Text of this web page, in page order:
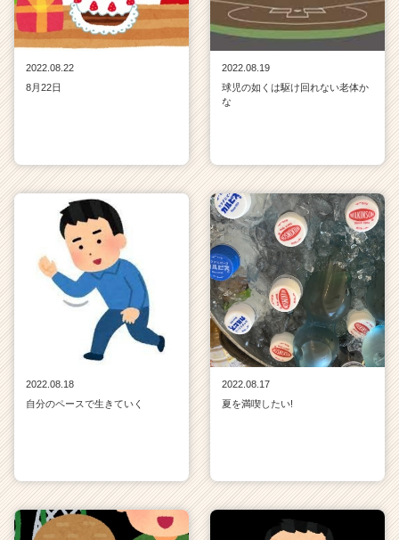
2022.08.22
8月22日
2022.08.19
球児の如くは駆け回れない老体か
な
2022.08.18
自分のペースで生きていく
2022.08.17
夏を満喫したい!